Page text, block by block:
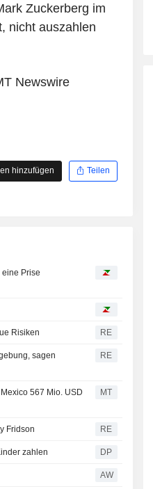
Zuckerberg im
nicht auszahlen
Newswire
hinzufügen Teilen
eine Prise
Risiken RE
sagen
RE
567 Mio. USD
MT
Fridson RE
zahlen DP
AW